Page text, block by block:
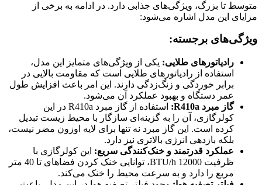
متوسط تا بزرگ، ویژگی‌های جذابی دارد. در ادامه به برخی از
مزایای این مدل اشاره می‌شود:
ویژگی‌های برجسته:
رادیاتورهای طلایی: یکی از ویژگی‌های متمایز این مدل،
استفاده از رادیاتورهای طلایی است که مقاومت بالایی در
برابر خوردگی و زنگ‌زدگی دارند. این امر باعث افزایش طول
عمر دستگاه و بهبود عملکرد آن می‌شود.
گاز مبرد R410a:
استفاده از گاز مبرد R410a در این
کولرگازی، آن را به گزینه‌ای سازگار با محیط زیست تبدیل
کرده است. این گاز مبرد نه تنها برای لایه اوزون مضر نیست،
بلکه بازدهی انرژی بالاتری نیز دارد.
عملکرد قدرتمند و خنک‌کنندگی سریع: این کولرگازی با
ظرفیت 12000 BTU/h، توانایی خنک کردن فضاهای تا 40 متر
مربع را دارد و به سرعت محیط را خنک می‌کند.